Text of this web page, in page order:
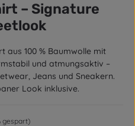
– Signature
aus 100 % Baumwolle mit
und atmungsaktiv –
Jeans und Sneakern.
Look inklusive.
gespart)